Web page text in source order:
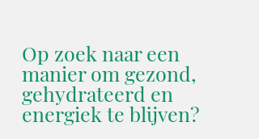
Op zoek naar een
manier om gezond,
gehydrateerd en
energiek te blijven?